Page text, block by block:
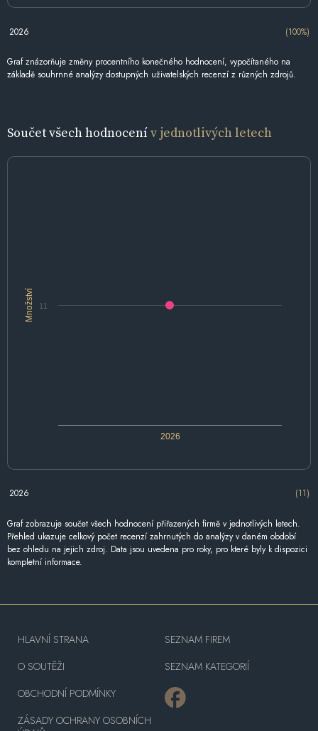
2026 (100%)
Graf znázorňuje změny procentního konečného hodnocení, vypočítaného na
základě souhrnné analýzy dostupných uživatelských recenzí z různých zdrojů.
Součet všech hodnocenív jednotlivých letech
Množství
2026
11
2026 (11)
Graf zobrazuje součet všech hodnocení přiřazených firmě v jednotlivých letech.
Přehled ukazuje celkový počet recenzí zahrnutých do analýzy v daném období
bez ohledu na jejich zdroj. Data jsou uvedena pro roky, pro které byly k dispozici
kompletní informace.
HLAVNÍ STRANA
O SOUTĚŽI
OBCHODNÍ PODMÍNKY
ZÁSADY OCHRANY OSOBNÍCH
SEZNAM FIREM
SEZNAM KATEGORIÍ